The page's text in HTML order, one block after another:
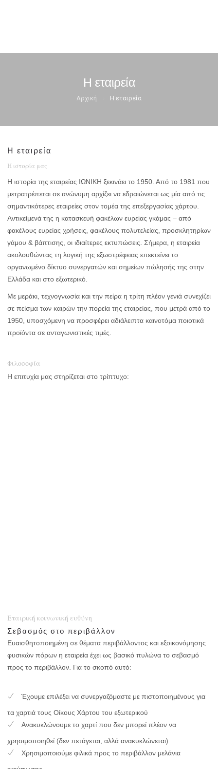
Η εταιρεία
Αρχική Η εταιρεία
Η εταιρεία
Η ιστορία μας
Η ιστορία της εταιρείας ΙΩΝΙΚΗ ξεκινάει το 1950. Από το 1981 που
μετρατρέπεται σε ανώνυμη αρχίζει να εδραιώνεται ως μία από τις
σημαντικότερες εταιρείες στον τομέα της επεξεργασίας χάρτου.
Αντικείμενά της η κατασκευή φακέλων ευρείας γκάμας – από
φακέλους ευρείας χρήσεις, φακέλους πολυτελείας, προσκλητηρίων
γάμου & βάπτισης, οι ιδιαίτερες εκτυπώσεις. Σήμερα, η εταιρεία
ακολουθώντας τη λογική της εξωστρέφειας επεκτείνει το
οργανωμένο δίκτυο συνεργατών και σημείων πώλησής της στην
Ελλάδα και στο εξωτερικό.
Με μεράκι, τεχνογνωσία και την πείρα η τρίτη πλέον γενιά συνεχίζει
σε πείσμα των καιρών την πορεία της εταιρείας, που μετρά από το
1950, υποσχόμενη να προσφέρει αδιάλειπτα καινοτόμα ποιοτικά
προϊόντα σε ανταγωνιστικές τιμές.
Φιλοσοφία
Η επιτυχία μας στηρίζεται στο τρίπτυχο:
Εταιρική κοινωνική ευθύνη
Σεβασμός στο περιβάλλον
Ευαισθητοποιημένη σε θέματα περιβάλλοντος και εξοικονόμησης
φυσικών πόρων η εταιρεία έχει ως βασικό πυλώνα το σεβασμό
προς το περιβάλλον. Για το σκοπό αυτό:
Έχουμε επιλέξει να συνεργαζόμαστε με πιστοποιημένους για
τα χαρτιά τους Οίκους Χάρτου του εξωτερικού
Ανακυκλώνουμε το χαρτί που δεν μπορεί πλέον να
χρησιμοποιηθεί (δεν πετάγεται, αλλά ανακυκλώνεται)
Χρησιμοποιούμε φιλικά προς το περιβάλλον μελάνια